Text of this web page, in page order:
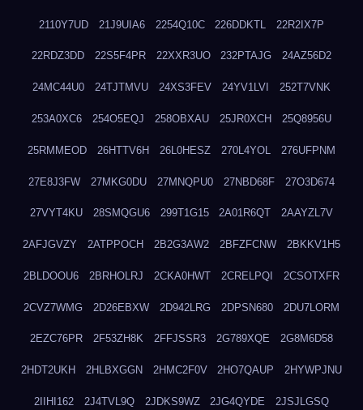
2110Y7UD 21J9UIA6 2254Q10C 226DDKTL 22R2IX7P
22RDZ3DD 22S5F4PR 22XXR3UO 232PTAJG 24AZ56D2
24MC44U0 24TJTMVU 24XS3FEV 24YV1LVI 252T7VNK
253A0XC6 254O5EQJ 258OBXAU 25JR0XCH 25Q8956U
25RMMEOD 26HTTV6H 26L0HESZ 270L4YOL 276UFPNM
27E8J3FW 27MKG0DU 27MNQPU0 27NBD68F 27O3D674
27VYT4KU 28SMQGU6 299T1G15 2A01R6QT 2AAYZL7V
2AFJGVZY 2ATPPOCH 2B2G3AW2 2BFZFCNW 2BKKV1H5
2BLDOOU6 2BRHOLRJ 2CKA0HWT 2CRELPQI 2CSOTXFR
2CVZ7WMG 2D26EBXW 2D942LRG 2DPSN680 2DU7LORM
2EZC76PR 2F53ZH8K 2FFJSSR3 2G789XQE 2G8M6D58
2HDT2UKH 2HLBXGGN 2HMC2F0V 2HO7QAUP 2HYWPJNU
2IIHI162 2J4TVL9Q 2JDKS9WZ 2JG4QYDE 2JSJLGSQ